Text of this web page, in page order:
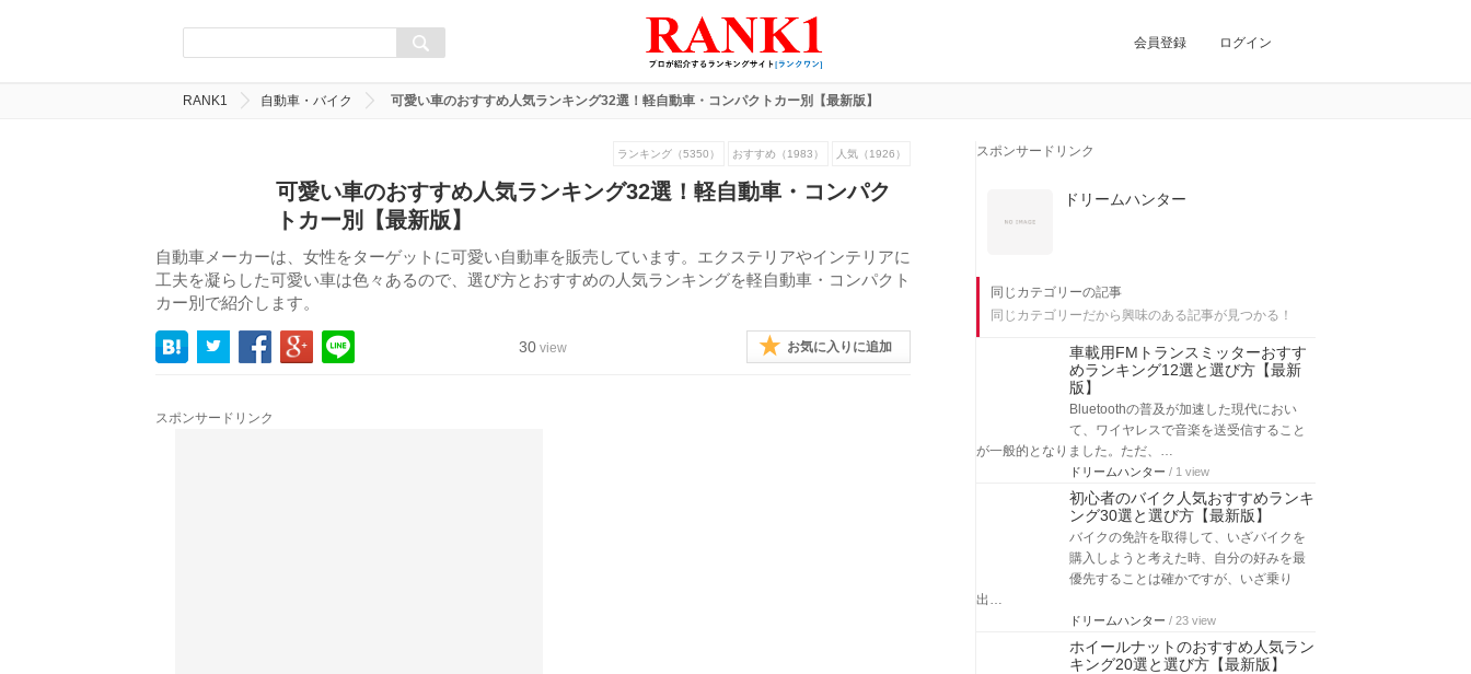
会員登録 ログイン
RANK1 自動車・バイク 可愛い車のおすすめ人気ランキング32選！軽自動車・コンパクトカー別【最新版】
ランキング（5350） おすすめ（1983） 人気（1926）
可愛い車のおすすめ人気ランキング32選！軽自動車・コンパク
トカー別【最新版】
自動車メーカーは、女性をターゲットに可愛い自動車を販売しています。エクステリアやインテリアに
工夫を凝らした可愛い車は色々あるので、選び方とおすすめの人気ランキングを軽自動車・コンパクト
カー別で紹介します。
30 view お気に入りに追加
スポンサードリンク
スポンサードリンク
ドリームハンター
同じカテゴリーの記事
同じカテゴリーだから興味のある記事が見つかる！
車載用FMトランスミッターおすす
めランキング12選と選び方【最新
版】
Bluetoothの普及が加速した現代におい
て、ワイヤレスで音楽を送受信すること
が一般的となりました。ただ、…
ドリームハンター / 1 view
初心者のバイク人気おすすめランキ
ング30選と選び方【最新版】
バイクの免許を取得して、いざバイクを
購入しようと考えた時、自分の好みを最
優先することは確かですが、いざ乗り
出…
ドリームハンター / 23 view
ホイールナットのおすすめ人気ラン
キング20選と選び方【最新版】